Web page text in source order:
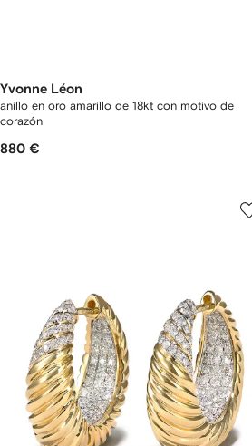
Yvonne Léon
anillo en oro amarillo de 18kt con motivo de
corazón
880 €